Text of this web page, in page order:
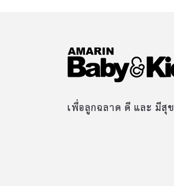
เพื่อลูกฉลาด ดี และ มีสุข